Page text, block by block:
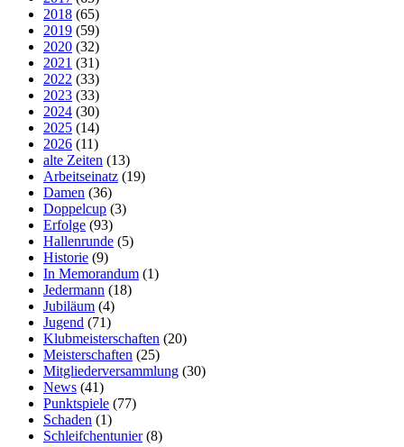
2018 (65)
2019 (59)
2020 (32)
2021 (31)
2022 (33)
2023 (33)
2024 (30)
2025 (14)
2026 (11)
alte Zeiten (13)
Arbeitseinatz (19)
Damen (36)
Doppelcup (3)
Erfolge (93)
Hallenrunde (5)
Historie (9)
In Memorandum (1)
Jedermann (18)
Jubiläum (4)
Jugend (71)
Klubmeisterschaften (20)
Meisterschaften (25)
Mitgliederversammlung (30)
News (41)
Punktspiele (77)
Schaden (1)
Schleifchentunier(8)